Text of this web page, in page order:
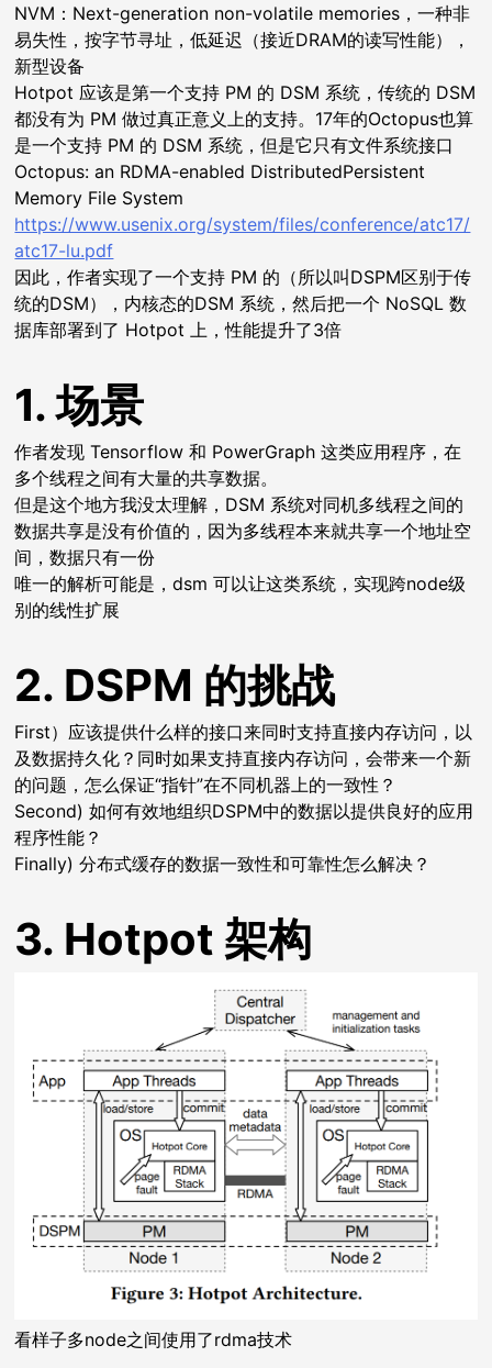
NVM：Next-generation non-volatile memories，一种非
易失性，按字节寻址，低延迟（接近DRAM的读写性能），
新型设备
Hotpot 应该是第一个支持 PM 的 DSM 系统，传统的 DSM
都没有为 PM 做过真正意义上的支持。17年的Octopus也算
是一个支持 PM 的 DSM 系统，但是它只有文件系统接口
Octopus: an RDMA-enabled DistributedPersistent
Memory File System
https://www.usenix.org/system/files/conference/atc17/
atc17-lu.pdf
因此，作者实现了一个支持 PM 的（所以叫DSPM区别于传
统的DSM），内核态的DSM 系统，然后把一个 NoSQL 数
据库部署到了 Hotpot 上，性能提升了3倍
1. 场景
作者发现 Tensorflow 和 PowerGraph 这类应用程序，在
多个线程之间有大量的共享数据。
但是这个地方我没太理解，DSM 系统对同机多线程之间的
数据共享是没有价值的，因为多线程本来就共享一个地址空
间，数据只有一份
唯一的解析可能是，dsm 可以让这类系统，实现跨node级
别的线性扩展
2. DSPM 的挑战
First）应该提供什么样的接口来同时支持直接内存访问，以
及数据持久化？同时如果支持直接内存访问，会带来一个新
的问题，怎么保证“指针”在不同机器上的一致性？
Second) 如何有效地组织DSPM中的数据以提供良好的应用
程序性能？
Finally) 分布式缓存的数据一致性和可靠性怎么解决？
3. Hotpot 架构
看样子多node之间使用了rdma技术